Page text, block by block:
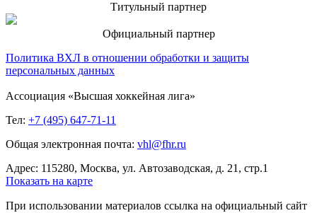
Титульный партнер
Официальный партнер
Политика ВХЛ в отношении обработки и защиты
персональных данных
Ассоциация «Высшая хоккейная лига»
Тел: +7 (495) 647-71-11
Общая электронная почта: vhl@fhr.ru
Адрес: 115280, Москва, ул. Автозаводская, д. 21, стр.1
Показать на карте
При использовании материалов ссылка на официальный сайт